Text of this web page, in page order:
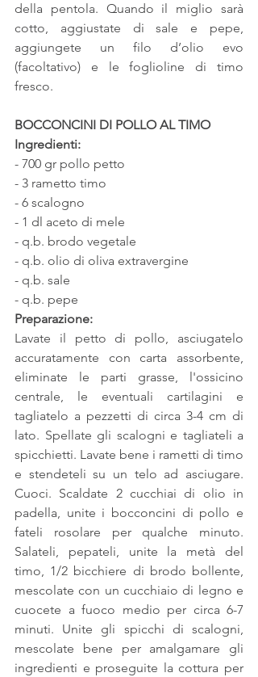
della pentola. Quando il miglio sarà
cotto, aggiustate di sale e pepe,
aggiungete un filo d’olio evo
(facoltativo) e le foglioline di timo
fresco.
BOCCONCINI DI POLLO AL TIMO
Ingredienti:
- 700 gr pollo petto
- 3 rametto timo
- 6 scalogno
- 1 dl aceto di mele
- q.b. brodo vegetale
- q.b. olio di oliva extravergine
- q.b. sale
- q.b. pepe
Preparazione:
Lavate il petto di pollo, asciugatelo
accuratamente con carta assorbente,
eliminate le parti grasse, l'ossicino
centrale, le eventuali cartilagini e
tagliatelo a pezzetti di circa 3-4 cm di
lato. Spellate gli scalogni e tagliateli a
spicchietti. Lavate bene i rametti di timo
e stendeteli su un telo ad asciugare.
Cuoci. Scaldate 2 cucchiai di olio in
padella, unite i bocconcini di pollo e
fateli rosolare per qualche minuto.
Salateli, pepateli, unite la metà del
timo, 1/2 bicchiere di brodo bollente,
mescolate con un cucchiaio di legno e
cuocete a fuoco medio per circa 6-7
minuti. Unite gli spicchi di scalogni,
mescolate bene per amalgamare gli
ingredienti e proseguite la cottura per